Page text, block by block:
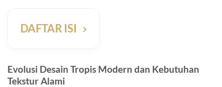
DAFTAR ISI
Evolusi Desain Tropis Modern dan Kebutuhan
Tekstur Alami